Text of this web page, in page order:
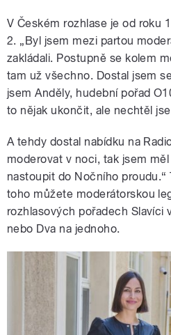
V Českém rozhlase je od roku
2. „Byl jsem mezi partou
zakládali. Postupně se kolem
tam už všechno. Dostal jsem
jsem Anděly, hudební pořad
to nějak ukončit, ale nechtěl
A tehdy dostal nabídku na
moderovat v noci, tak jsem
nastoupit do Nočního proudu.“
toho můžete moderátorskou
rozhlasových pořadech Slavíci
nebo Dva na jednoho.